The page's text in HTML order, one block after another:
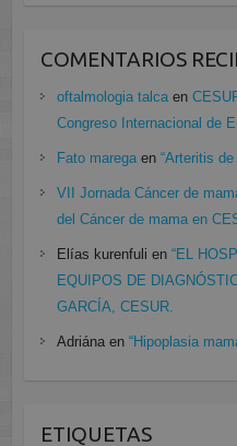
COMENTARIOS
oftalmologia talcaen
Congreso Internacional de
Fato maregaen “Arteritis
VII Jornada Cáncer de
del Cáncer de mama en
Elías kurenfuli en “EL
EQUIPOS DE
GARCÍA, CESUR.
Adriánaen “Hipoplasia
ETIQUETAS